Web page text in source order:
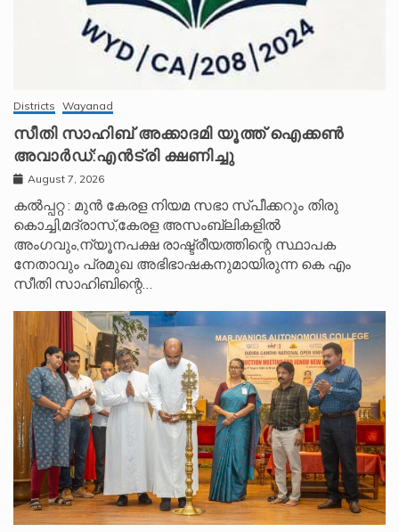
Districts Wayanad
സീതി സാഹിബ് അക്കാദമി യൂത്ത് ഐക്കൺ
അവാർഡ്:എൻട്രി ക്ഷണിച്ചു
August 7, 2026
കൽപ്പറ്റ : മുൻ കേരള നിയമ സഭാ സ്പീക്കറും തിരു
കൊച്ചി,മദ്രാസ്,കേരള അസംബ്ലികളിൽ
അംഗവും,ന്യൂനപക്ഷ രാഷ്ട്രീയത്തിന്റെ സ്ഥാപക
നേതാവും പ്രമുഖ അഭിഭാഷകനുമായിരുന്ന കെ എം
സീതി സാഹിബിന്റെ…